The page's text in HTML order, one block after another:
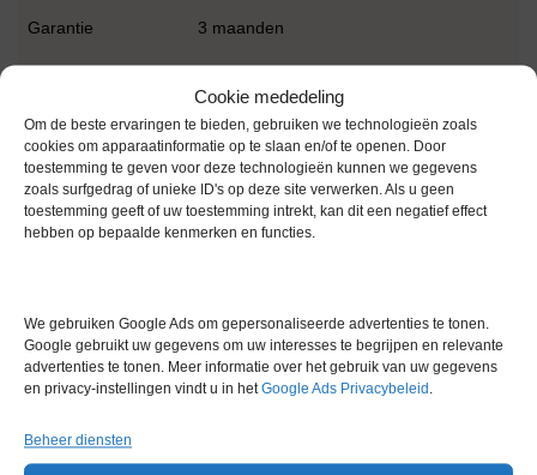
Cookie mededeling
Om de beste ervaringen te bieden, gebruiken we technologieën zoals
cookies om apparaatinformatie op te slaan en/of te openen. Door
toestemming te geven voor deze technologieën kunnen we gegevens
zoals surfgedrag of unieke ID's op deze site verwerken. Als u geen
toestemming geeft of uw toestemming intrekt, kan dit een negatief effect
hebben op bepaalde kenmerken en functies.
We gebruiken Google Ads om gepersonaliseerde advertenties te tonen.
Google gebruikt uw gegevens om uw interesses te begrijpen en relevante
advertenties te tonen. Meer informatie over het gebruik van uw gegevens
en privacy-instellingen vindt u in hetGoogle Ads Privacybeleid .
Beheer diensten
Garantie 3 maanden
Conditie Gebruikt in goede conditie
Merk S+B